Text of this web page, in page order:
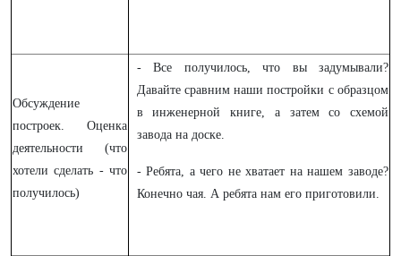
Обсуждение
построек. Оценка
деятельности (что
хотели сделать - что
получилось)
- Все получилось, что вы задумывали?
Давайте сравним наши постройки с образцом
в инженерной книге, а затем со схемой
завода на доске.
- Ребята, а чего не хватает на нашем заводе?
Конечно чая. А ребята нам его приготовили.